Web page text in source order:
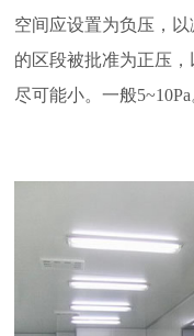
空间应设置为负压，
的区段被批准为正压
尽可能小。一般5~10Pa